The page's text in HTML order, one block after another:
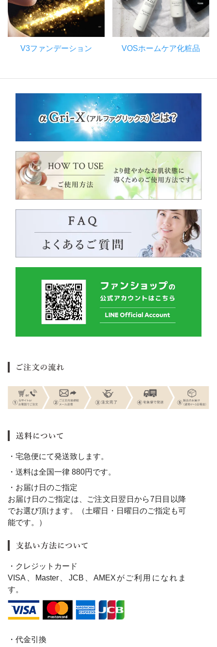
V3ファンデーション VOSホームケア化粧品
・宅急便にて発送致します。
・送料は全国一律 880円です。
・お届け日のご指定
お届け日のご指定は、ご注文日翌日から7日目以降
でお選び頂けます。（土曜日・日曜日のご指定も可
能です。）
・クレジットカード
VISA、Master、JCB、AMEXがご利用になれま
す。
・代金引換